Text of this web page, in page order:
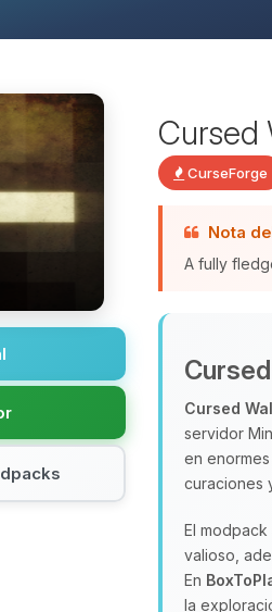
Cursed
CurseForge
Nota
A fully
Cursed
servidor
en
curaciones
El
valioso,
En
la